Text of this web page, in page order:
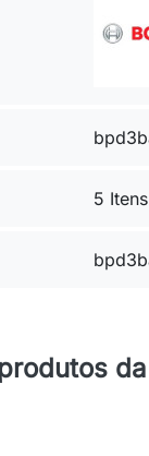
5 Itens